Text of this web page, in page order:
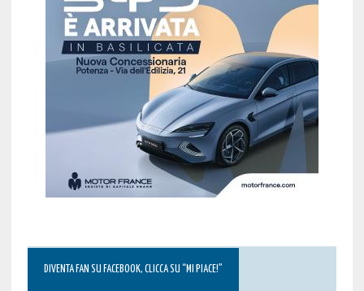
DIVENTA FAN SU FACEBOOK, CLICCA SU “MI PIACE!”